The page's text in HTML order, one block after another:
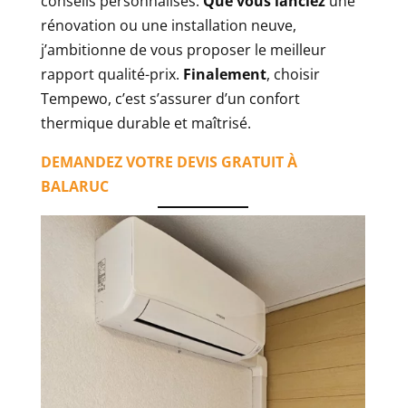
rénovation ou une installation neuve,
j’ambitionne de vous proposer le meilleur
rapport qualité-prix. Finalement, choisir
Tempewo, c’est s’assurer d’un confort
thermique durable et maîtrisé.
DEMANDEZ VOTRE DEVIS GRATUIT À
BALARUC